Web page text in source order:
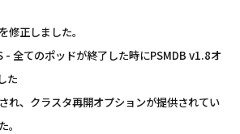
正しました。
- 全てのポッドが終了した時にPSMDB v1.8オ
た
れ、クラスタ再開オプションが提供されてい